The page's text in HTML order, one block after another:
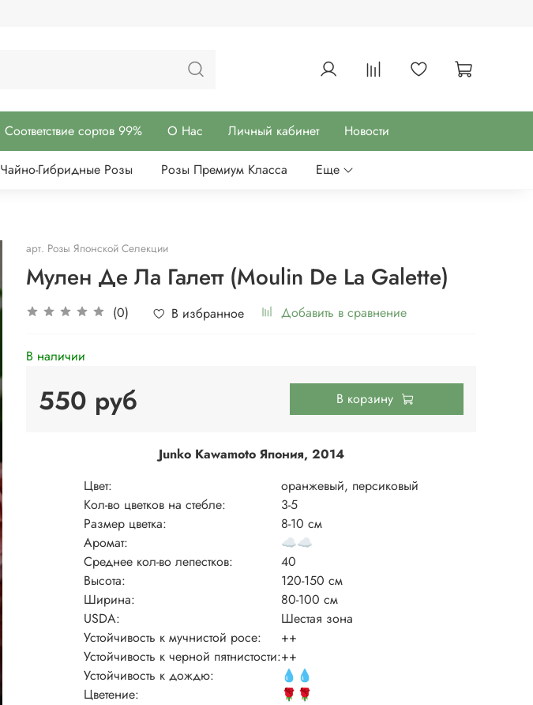
Соответствие сортов 99% О Нас Личный кабинет Новости
Чайно-Гибридные Розы Розы Премиум Класса Еще
арт. Розы Японской Селекции
Мулен Де Ла Галетт (Moulin De La Galette)
(0) В избранное Добавить в сравнение
В наличии
550 руб В корзину
Junko Kawamoto Япония, 2014
Цвет:
оранжевый, персиковый
Кол-во цветков на стебле:
3-5
Размер цветка:
8-10 см
Аромат:
☁️☁️
Среднее кол-во лепестков:
40
Высота:
120-150 см
Ширина:
80-100 см
USDA:
Шестая зона
Устойчивость к мучнистой росе:
++
Устойчивость к черной пятнистости:++
Устойчивость к дождю:
💧 💧
Цветение:
🌹 🌹